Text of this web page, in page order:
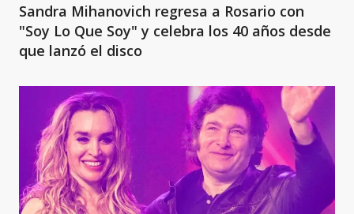
Sandra Mihanovich regresa a Rosario con
"Soy Lo Que Soy" y celebra los 40 años desde
que lanzó el disco